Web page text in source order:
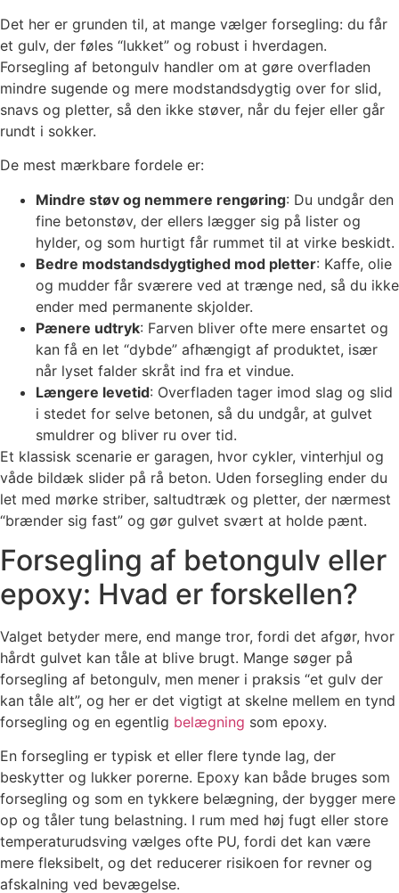
Det her er grunden til, at mange vælger forsegling: du får
et gulv, der føles “lukket” og robust i hverdagen.
Forsegling af betongulv handler om at gøre overfladen
mindre sugende og mere modstandsdygtig over for slid,
snavs og pletter, så den ikke støver, når du fejer eller går
rundt i sokker.
De mest mærkbare fordele er:
Mindre støv og nemmere rengøring: Du undgår den
fine betonstøv, der ellers lægger sig på lister og
hylder, og som hurtigt får rummet til at virke beskidt.
Bedre modstandsdygtighed mod pletter: Kaffe, olie
og mudder får sværere ved at trænge ned, så du ikke
ender med permanente skjolder.
Pænere udtryk: Farven bliver ofte mere ensartet og
kan få en let “dybde” afhængigt af produktet, især
når lyset falder skråt ind fra et vindue.
Længere levetid: Overfladen tager imod slag og slid
i stedet for selve betonen, så du undgår, at gulvet
smuldrer og bliver ru over tid.
Et klassisk scenarie er garagen, hvor cykler, vinterhjul og
våde bildæk slider på rå beton. Uden forsegling ender du
let med mørke striber, saltudtræk og pletter, der nærmest
“brænder sig fast” og gør gulvet svært at holde pænt.
Forsegling af betongulv eller
epoxy: Hvad er forskellen?
Valget betyder mere, end mange tror, fordi det afgør, hvor
hårdt gulvet kan tåle at blive brugt. Mange søger på
forsegling af betongulv, men mener i praksis “et gulv der
kan tåle alt”, og her er det vigtigt at skelne mellem en tynd
forsegling og en egentlig belægning som epoxy.
En forsegling er typisk et eller flere tynde lag, der
beskytter og lukker porerne. Epoxy kan både bruges som
forsegling og som en tykkere belægning, der bygger mere
op og tåler tung belastning. I rum med høj fugt eller store
temperaturudsving vælges ofte PU, fordi det kan være
mere fleksibelt, og det reducerer risikoen for revner og
afskalning ved bevægelse.